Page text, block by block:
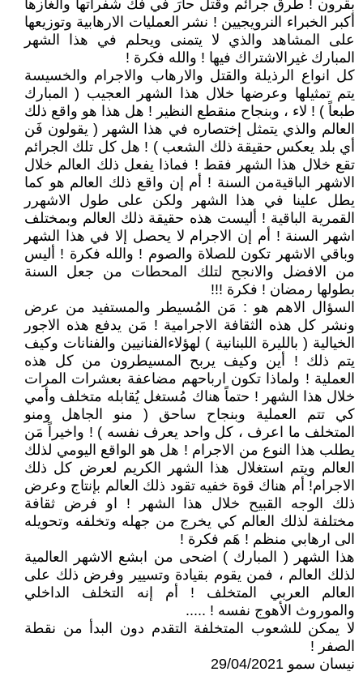
بقرون ! طُرق جرائم وقتل حارَ في فك شفراتها وألغازها
أكبر الخبراء النرويجيين ! نشر العمليات الارهابية وتوزيعها
على المشاهد والذي لا يتمنى ويحلم في هذا الشهر
المبارك غيرالاشتراك فيها ! والله فكرة !
كل انواع الرذيلة والقتل والارهاب والاجرام والخسيسة
يتم تمثيلها وعرضها خلال هذا الشهر العجيب ( المبارك
طبعاً ) ! لاء ، وبنجاح منقطع النظير ! هل هذا هو واقع ذلك
العالم والذي يتمثل إختصاره في هذا الشهر ( يقولون فَن
أي بلد يعكس حقيقة ذلك الشعب ) ! هل كل تلك الجرائم
تقع خلال هذا الشهر فقط ! فماذا يفعل ذلك العالم خلال
الاشهر الباقيةمن السنة ! أم إن واقع ذلك العالم هو كما
يطل علينا في هذا الشهر ولكن على طول الاشهرر
القمرية الباقية ! أليست هذه حقيقة ذلك العالم وبمختلف
اشهر السنة ! أم إن الاجرام لا يحصل إلا في هذا الشهر
وباقي الاشهر تكون للصلاة والصوم ! والله فكرة ! أليس
من الافضل والانجح لتلك المحطات من جعل السنة
بطولها رمضان ! فكرة !!!
السؤال الاهم هو : مَن المُسيطر والمستفيد من عرض
ونشر كل هذه الثقافة الاجرامية ! مَن يدفع هذه الاجور
الخيالية ( بالليرة اللبنانية ) لهؤلاءالفنانيين والفنانات وكيف
يتم ذلك ! أين وكيف يربح المسيطرون من كل هذه
العملية ! ولماذا تكون ارباحهم مضاعفة بعشرات المرات
خلال هذا الشهر ! حتماً هناك مُستغل يُقابله متخلف وأمي
كي تتم العملية وبنجاح ساحق ( منو الجاهل ومنو
المتخلف ما اعرف ، كل واحد يعرف نفسه ) ! واخيراً مَن
يطلب هذا النوع من الاجرام ! هل هو الواقع اليومي لذلك
العالم ويتم استغلال هذا الشهر الكريم لعرض كل ذلك
الاجرام! أم هناك قوة خفيه تقود ذلك العالم بإنتاج وعرض
ذلك الوجه القبيح خلال هذا الشهر ! او فرض ثقافة
مختلفة لذلك العالم كي يخرج من جهله وتخلفه وتحويله
الى ارهابي منظم ! هَم فكرة !
هذا الشهر ( المبارك ) اضحى من ابشع الاشهر العالمية
لذلك العالم ، فمن يقوم بقيادة وتسيير وفرض ذلك على
العالم العربي المتخلف ! أم إنه التخلف الداخلي
والموروث الأهوج نفسه ! .....
لا يمكن للشعوب المتخلفة التقدم دون البدأ من نقطة
الصفر !
نيسان سمو 29/04/2021